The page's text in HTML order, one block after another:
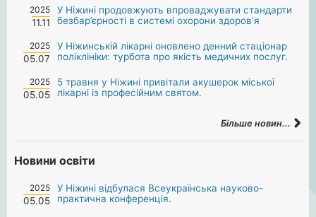
2025
11.11
У Ніжині продовжують впроваджувати стандарти
безбар’єрності в системі охорони здоров’я
2025
05.07
У Ніжинській лікарні оновлено денний стаціонар
поліклініки: турбота про якість медичних послуг.
2025
05.05
5 травня у Ніжині привітали акушерок міської
лікарні із професійним святом.
Більше новин...
Новини освіти
2025
05.05
У Ніжині відбулася Всеукраїнська науково-
практична конференція.